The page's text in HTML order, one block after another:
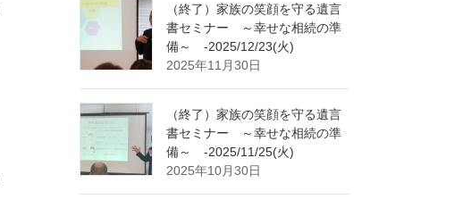
（終了）家族の笑顔を守る遺言
書セミナー ～幸せな相続の準
備～ -2025/12/23(火)
2025年11月30日
（終了）家族の笑顔を守る遺言
書セミナー ～幸せな相続の準
備～ -2025/11/25(火)
2025年10月30日